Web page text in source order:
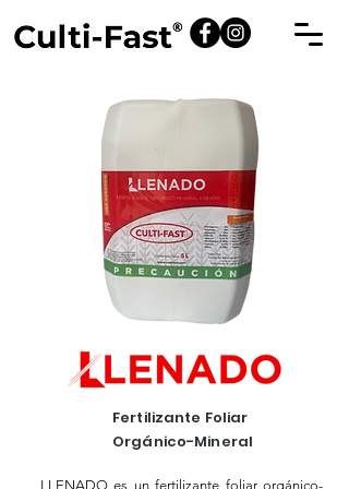
Fertilizante Foliar
Orgánico-Mineral
LLENADO es un fertilizante foliar orgánico-